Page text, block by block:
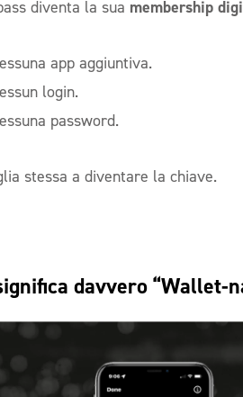
diventa la sua membership
app aggiuntiva.
login.
password.
stessa a diventare la chiave.
davvero “Wallet-